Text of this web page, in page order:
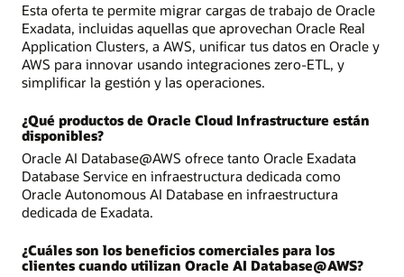
Esta oferta te permite migrar cargas de trabajo de Oracle
Exadata, incluidas aquellas que aprovechan Oracle Real
Application Clusters, a AWS, unificar tus datos en Oracle y
AWS para innovar usando integraciones zero-ETL, y
simplificar la gestión y las operaciones.
¿Qué productos de Oracle Cloud Infrastructure están
disponibles?
Oracle AI Database@AWS ofrece tanto Oracle Exadata
Database Service en infraestructura dedicada como
Oracle Autonomous AI Database en infraestructura
dedicada de Exadata.
¿Cuáles son los beneficios comerciales para los
clientes cuando utilizan Oracle AI Database@AWS?